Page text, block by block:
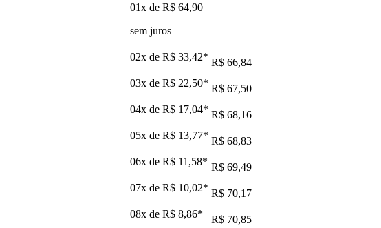
01x de R$ 64,90
sem juros
02x de R$ 33,42* R$ 66,84
03x de R$ 22,50* R$ 67,50
04x de R$ 17,04* R$ 68,16
05x de R$ 13,77* R$ 68,83
06x de R$ 11,58* R$ 69,49
07x de R$ 10,02* R$ 70,17
08x de R$ 8,86*
R$ 70,85